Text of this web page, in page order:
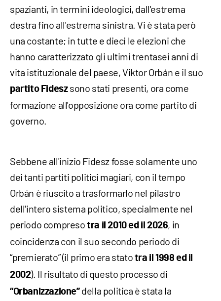
spazianti, in termini ideologici, dall'estrema
destra fino all'estrema sinistra. Vi è stata però
una costante; in tutte e dieci le elezioni che
hanno caratterizzato gli ultimi trentasei anni di
vita istituzionale del paese, Viktor Orbán e il suo
partito Fideszsono stati presenti, ora come
formazione all'opposizione ora come partito di
governo.
Sebbene all'inizio Fidesz fosse solamente uno
dei tanti partiti politici magiari, con il tempo
Orbán è riuscito a trasformarlo nel pilastro
dell'intero sistema politico, specialmente nel
periodo compresotra il 2010 ed il 2026, in
coincidenza con il suo secondo periodo di
“premierato” (il primo era stato tra il 1998 ed il
2002). Il risultato di questo processo di
“Orbanizzazione”della politica è stata la